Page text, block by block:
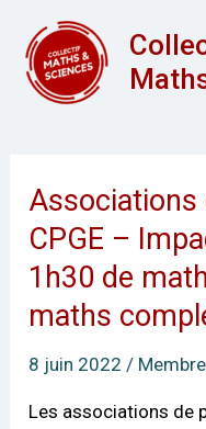
contenu
Associations
CPGE –
1h30 de
maths
8 juin 2022 /
Les associations de
Associations
des
en
CPGE
Impacts
de